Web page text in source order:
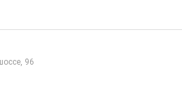
96